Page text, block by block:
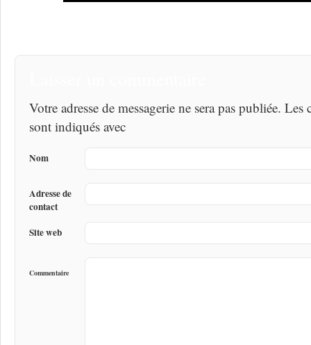
Votre adresse de messagerie ne sera pas publiée.
sont indiqués avec
Nom
Adresse de
contact
Site web
Commentaire